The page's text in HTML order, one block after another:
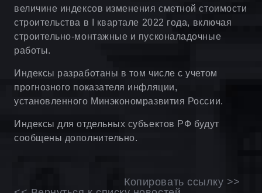
величине индексов изменения сметной стоимости
строительства в I квартале 2022 года, включая
строительно-монтажные и пусконаладочные
работы.
Индексы разработаны в том числе с учетом
прогнозного показателя инфляции,
установленного Минэкономразвития России.
Индексы для отдельных субъектов РФ будут
сообщены дополнительно.
Копировать ссылку >>